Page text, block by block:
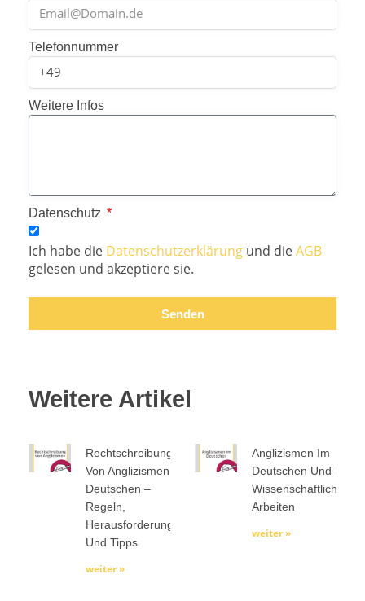
Telefonnummer
Weitere Infos
Datenschutz
Ich habe die Datenschutzerklärung und dieAGB
gelesen und akzeptiere sie.
Senden
Weitere Artikel
Rechtschreibung
Von Anglizismen Im
Deutschen –
Regeln,
Herausforderungen
Und Tipps
weiter »
Anglizismen Im
Deutschen Und In
Wissenschaftlichen
Arbeiten
weiter »